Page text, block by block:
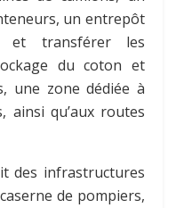
un entrepôt
et transférer les
du coton et
une zone dédiée à
ainsi qu’aux routes
des infrastructures
de pompiers,